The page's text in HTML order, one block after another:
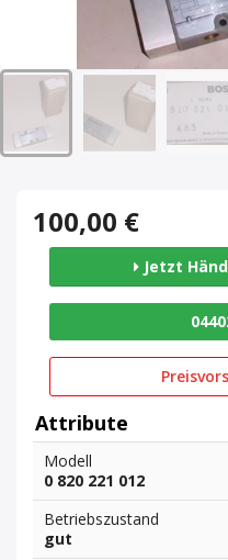
100,00 €
Jetzt
Attribute
Modell
0 820 221 012
Betriebszustand
gut